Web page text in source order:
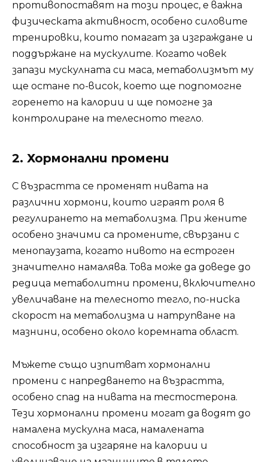
противопоставят на този процес, е важна
физическата активност, особено силовите
тренировки, които помагат за изграждане и
поддържане на мускулите. Когато човек
запази мускулната си маса, метаболизмът му
ще остане по-висок, което ще подпомогне
горенето на калории и ще помогне за
контролиране на телесното тегло.
2. Хормонални промени
С възрастта се променят нивата на
различни хормони, които играят роля в
регулирането на метаболизма. При жените
особено значими са промените, свързани с
менопаузата, когато нивото на естроген
значително намалява. Това може да доведе до
редица метаболитни промени, включително
увеличаване на телесното тегло, по-ниска
скорост на метаболизма и натрупване на
мазнини, особено около коремната област.
Мъжете също изпитват хормонални
промени с напредването на възрастта,
особено спад на нивата на тестостерона.
Тези хормонални промени могат да водят до
намалена мускулна маса, намалената
способност за изгаряне на калории и